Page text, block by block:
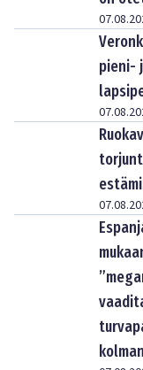
pieni-